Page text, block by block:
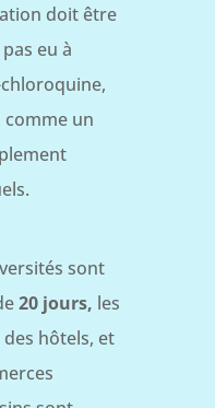
doit être
eu à
comme un
sont
20 jours, les
hôtels, et